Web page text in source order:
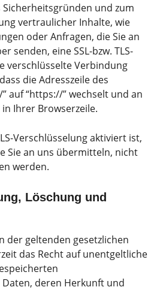
Sicherheitsgründen und zum
vertraulicher Inhalte, wie
oder Anfragen, die Sie an
senden, eine SSL-bzw. TLS-
verschlüsselte Verbindung
die Adresszeile des
auf “https://” wechselt und an
Ihrer Browserzeile.
Verschlüsselung aktiviert ist,
Sie an uns übermitteln, nicht
werden.
Löschung und
der geltenden gesetzlichen
das Recht auf unentgeltliche
deren Herkunft und